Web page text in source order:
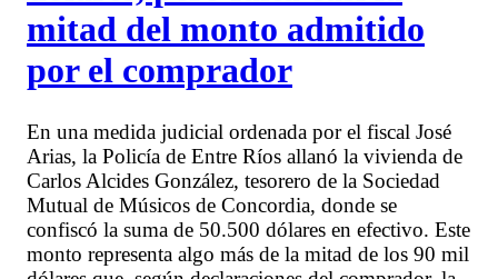
mitad del monto admitido
por el comprador
En una medida judicial ordenada por el fiscal José
Arias, la Policía de Entre Ríos allanó la vivienda de
Carlos Alcides González, tesorero de la Sociedad
Mutual de Músicos de Concordia, donde se
confiscó la suma de 50.500 dólares en efectivo. Este
monto representa algo más de la mitad de los 90 mil